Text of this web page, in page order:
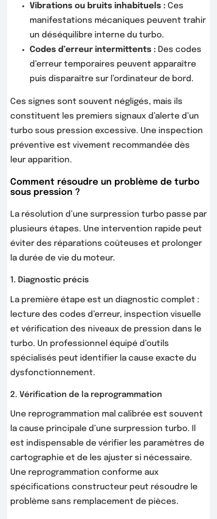
Vibrations ou bruits inhabituels : Ces
manifestations mécaniques peuvent trahir
un déséquilibre interne du turbo.
Codes d’erreur intermittents : Des codes
d’erreur temporaires peuvent apparaître
puis disparaître sur l’ordinateur de bord.
Ces signes sont souvent négligés, mais ils
constituent les premiers signaux d’alerte d’un
turbo sous pression excessive. Une inspection
préventive est vivement recommandée dès
leur apparition.
Comment résoudre un problème de turbo
sous pression ?
La résolution d’une surpression turbo passe par
plusieurs étapes. Une intervention rapide peut
éviter des réparations coûteuses et prolonger
la durée de vie du moteur.
1. Diagnostic précis
La première étape est un diagnostic complet :
lecture des codes d’erreur, inspection visuelle
et vérification des niveaux de pression dans le
turbo. Un professionnel équipé d’outils
spécialisés peut identifier la cause exacte du
dysfonctionnement.
2. Vérification de la reprogrammation
Une reprogrammation mal calibrée est souvent
la cause principale d’une surpression turbo. Il
est indispensable de vérifier les paramètres de
cartographie et de les ajuster si nécessaire.
Une reprogrammation conforme aux
spécifications constructeur peut résoudre le
problème sans remplacement de pièces.